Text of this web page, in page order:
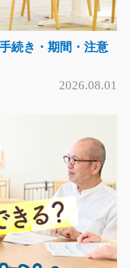
倉庫作業/y02_
ッキングしたり
/y04_00286
続き・期間・注意
2026.08.01